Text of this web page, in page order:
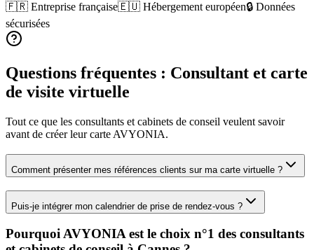
🇫🇷 Entreprise française🇪🇺 Hébergement européen🔒 Données
sécurisées
Questions fréquentes : Consultant et carte
de visite virtuelle
Tout ce que les consultants et cabinets de conseil veulent savoir
avant de créer leur carte AVYONIA.
Comment présenter mes références clients sur ma carte virtuelle ?
Puis-je intégrer mon calendrier de prise de rendez-vous ?
Pourquoi AVYONIA est le choix n°1 des consultants